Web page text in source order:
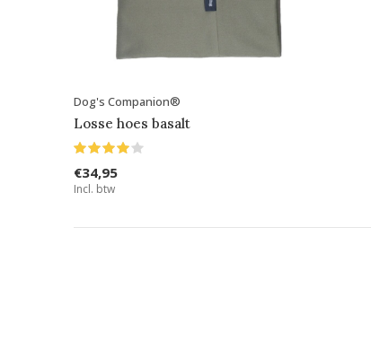
Dog's Companion®
Losse hoes basalt
€34,95
Incl. btw